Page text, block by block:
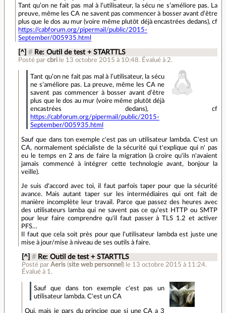
Tant qu’on ne fait pas mal à l’utilisateur, la sécu ne s’améliore pas. La
preuve, même les CA ne savent pas commencer à bosser avant d’être
plus que le dos au mur (voire même plutôt déjà encastrées dedans), cf
https://cabforum.org/pipermail/public/2015-
September/005935.html
[^] # Re: Outil de test + STARTTLS
Posté parcbri le 13 octobre 2015 à 10:48. Évalué à 2.
Tant qu’on ne fait pas mal à l’utilisateur, la sécu
ne s’améliore pas. La preuve, même les CA ne
savent pas commencer à bosser avant d’être
plus que le dos au mur (voire même plutôt déjà
encastrées dedans), cf
https://cabforum.org/pipermail/public/2015-
September/005935.html
Sauf que dans ton exemple c'est pas un utilisateur lambda. C'est un
CA, normalement spécialiste de la sécurité qui t'explique qui n' pas
eu le temps en 2 ans de faire la migration (à croire qu'ils n'avaient
jamais commencé à intégrer cette technologie avant, bonjour la
veille).
Je suis d'accord avec toi, il faut parfois taper pour que la sécurité
avance. Mais autant taper sur les intermédiaires qui ont fait de
manière incomplète leur travail. Parce que passez des heures avec
des utilisateurs lamba qui ne savent pas ce qu'est HTTP ou SMTP
pour leur faire comprendre qu'il faut passer à TLS 1.2 et activer
PFS…
Il faut que cela soit près pour que l'utilisateur lambda est juste une
mise à jour/mise à niveau de ses outils à faire.
[^] # Re: Outil de test + STARTTLS
Posté par Aeris(site web personnel ) le 13 octobre 2015 à 11:24.
Évalué à 1 .
Sauf que dans ton exemple c'est pas un
utilisateur lambda. C'est un CA
Oui, mais je pars du principe que si une CA a 3